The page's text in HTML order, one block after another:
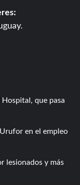
que pasa
en el empleo
lesionados y más